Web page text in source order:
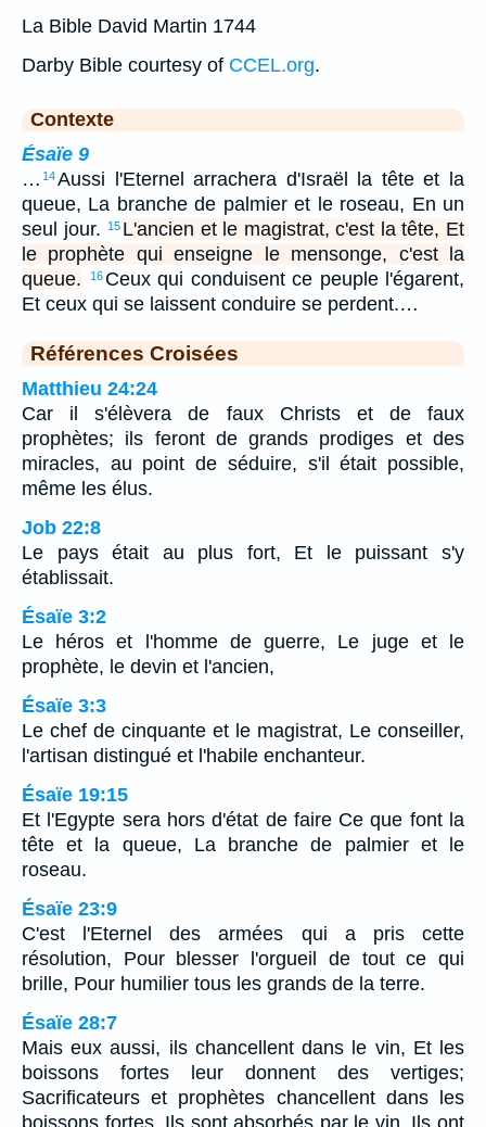
La Bible David Martin 1744
Darby Bible courtesy of CCEL.org.
Contexte
Ésaïe 9
… 14Aussi l'Eternel arrachera d'Israël la tête et la
queue, La branche de palmier et le roseau, En un
seul jour.
15 L'ancien et le magistrat, c'est la tête, Et
le prophète qui enseigne le mensonge, c'est la
queue.
16 Ceux qui conduisent ce peuple l'égarent,
Et ceux qui se laissent conduire se perdent.…
Références Croisées
Matthieu 24:24
Car il s'élèvera de faux Christs et de faux
prophètes; ils feront de grands prodiges et des
miracles, au point de séduire, s'il était possible,
même les élus.
Job 22:8
Le pays était au plus fort, Et le puissant s'y
établissait.
Ésaïe 3:2
Le héros et l'homme de guerre, Le juge et le
prophète, le devin et l'ancien,
Ésaïe 3:3
Le chef de cinquante et le magistrat, Le conseiller,
l'artisan distingué et l'habile enchanteur.
Ésaïe 19:15
Et l'Egypte sera hors d'état de faire Ce que font la
tête et la queue, La branche de palmier et le
roseau.
Ésaïe 23:9
C'est l'Eternel des armées qui a pris cette
résolution, Pour blesser l'orgueil de tout ce qui
brille, Pour humilier tous les grands de la terre.
Ésaïe 28:7
Mais eux aussi, ils chancellent dans le vin, Et les
boissons fortes leur donnent des vertiges;
Sacrificateurs et prophètes chancellent dans les